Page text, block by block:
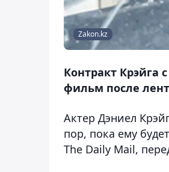
Zakon.kz
Контракт
фильм после
Актер Дэниел
пор, пока ему
The Daily Mail,